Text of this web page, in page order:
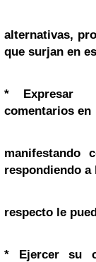
alternativas,
que surjan en
* Expresar
comentarios
respondiendo a
respecto le
* Ejercer su